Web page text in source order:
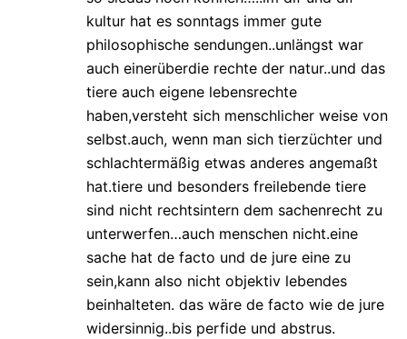
kultur hat es sonntags immer gute
philosophische sendungen..unlängst war
auch einerüberdie rechte der natur..und das
tiere auch eigene lebensrechte
haben,versteht sich menschlicher weise von
selbst.auch, wenn man sich tierzüchter und
schlachtermäßig etwas anderes angemaßt
hat.tiere und besonders freilebende tiere
sind nicht rechtsintern dem sachenrecht zu
unterwerfen…auch menschen nicht.eine
sache hat de facto und de jure eine zu
sein,kann also nicht objektiv lebendes
beinhalteten. das wäre de facto wie de jure
widersinnig..bis perfide und abstrus.